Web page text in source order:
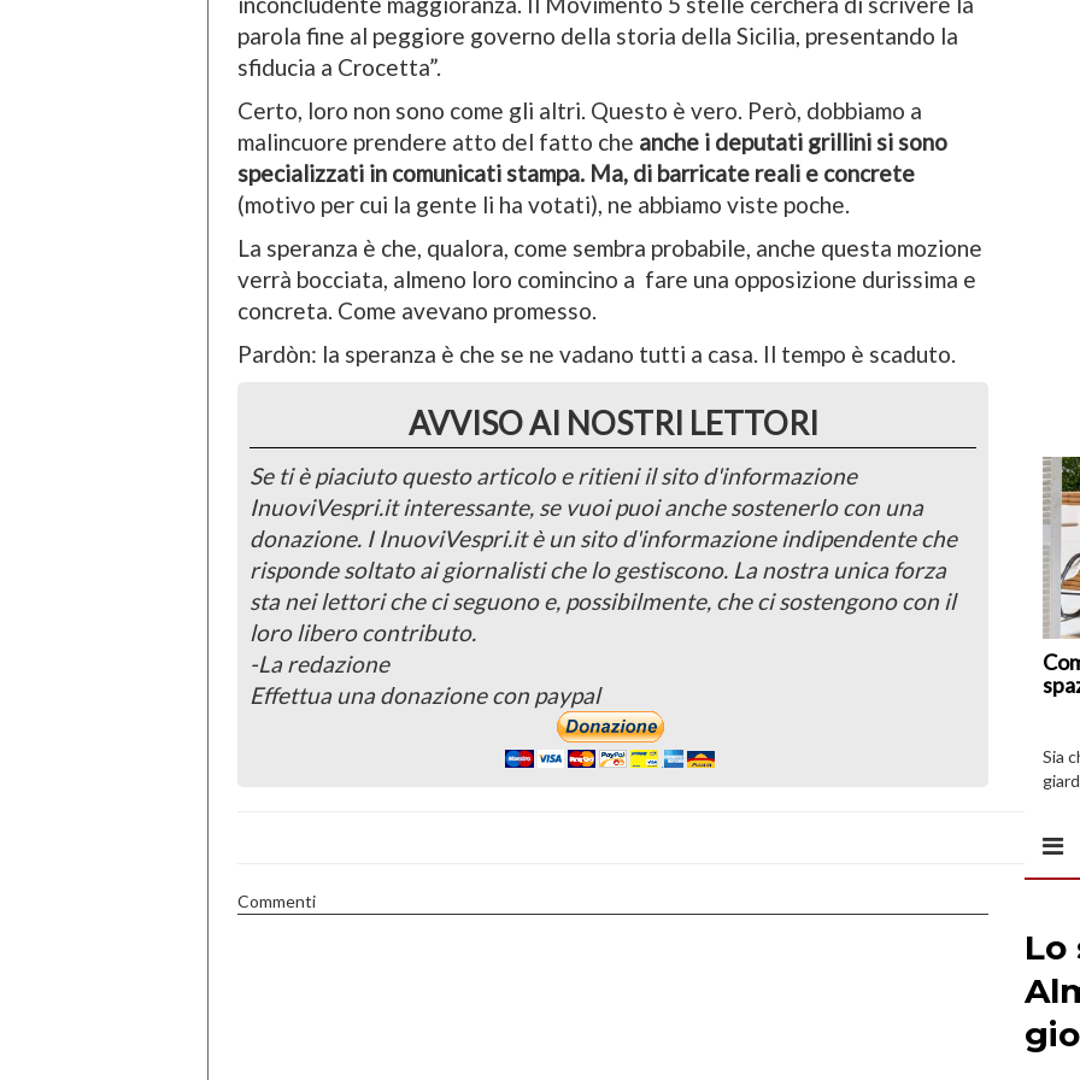
parola fine al peggiore governo della storia della Sicilia, presentando la
sfiducia a Crocetta”.
Certo, loro non sono come gli altri. Questo è vero. Però, dobbiamo a
malincuore prendere atto del fatto che anche i deputati grillini si sono
specializzati in comunicati stampa. Ma, di barricate reali e concrete
(motivo per cui la gente li ha votati), ne abbiamo viste poche.
La speranza è che, qualora, come sembra probabile, anche questa mozione
verrà bocciata, almeno loro comincino a fare una opposizione durissima e
concreta. Come avevano promesso.
Pardòn: la speranza è che se ne vadano tutti a casa. Il tempo è scaduto.
AVVISO AI NOSTRI LETTORI
Se ti è piaciuto questo articolo e ritieni il sito d'informazione
InuoviVespri.it interessante, se vuoi puoi anche sostenerlo con una
donazione. I InuoviVespri.it è un sito d'informazione indipendente che
risponde soltato ai giornalisti che lo gestiscono. La nostra unica forza
sta nei lettori che ci seguono e, possibilmente, che ci sostengono con il
loro libero contributo.
-La redazione
Effettua una donazione con paypal
Commenti
Sia